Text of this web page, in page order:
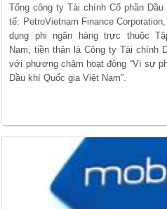
Tổng công ty Tài chính Cổ phần
tế: PetroVietnam Finance
dụng phi ngân hàng trực thuộc
Nam, tiền thân là Công ty Tài chính
với phương châm hoạt động “Vì sự
Dầu khí Quốc gia Việt Nam”.